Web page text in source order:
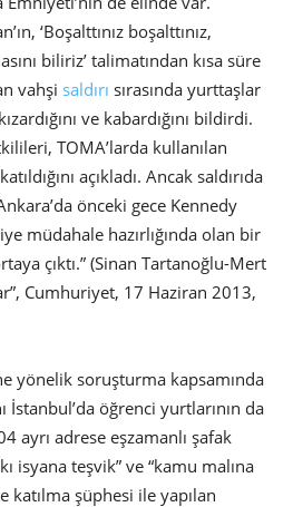
‘Boşalttınız boşalttınız,
biliriz’ talimatından kısa süre
vahşi saldırı sırasında yurttaşlar
ve kabardığını bildirdi.
TOMA’larda kullanılan
açıkladı. Ancak saldırıda
önceki gece Kennedy
müdahale hazırlığında olan bir
çıktı.” (Sinan Tartanoğlu-Mert
Cumhuriyet, 17 Haziran 2013,
yönelik soruşturma kapsamında
İstanbul’da öğrenci yurtlarının da
ayrı adrese eşzamanlı şafak
isyana teşvik” ve “kamu malına
katılma şüphesi ile yapılan